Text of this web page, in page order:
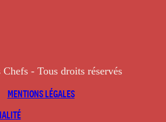
- Tous droits réservés
MENTIONS LÉGALES